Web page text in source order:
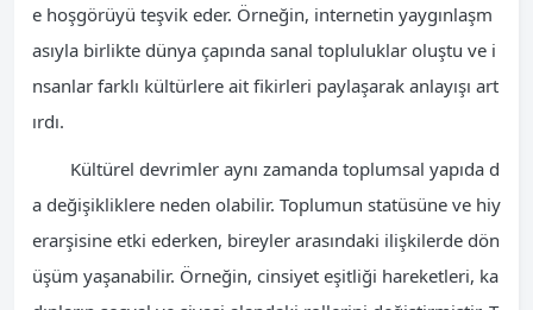
e hoşgörüyü teşvik eder. Örneğin, internetin yaygınlaşm
asıyla birlikte dünya çapında sanal topluluklar oluştu ve i
nsanlar farklı kültürlere ait fikirleri paylaşarak anlayışı art
ırdı.
Kültürel devrimler aynı zamanda toplumsal yapıda d
a değişikliklere neden olabilir. Toplumun statüsüne ve hiy
erarşisine etki ederken, bireyler arasındaki ilişkilerde dön
üşüm yaşanabilir. Örneğin, cinsiyet eşitliği hareketleri, ka